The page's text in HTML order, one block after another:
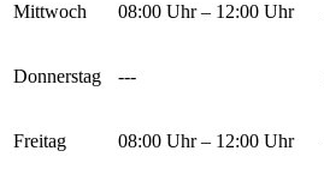
Mittwoch 08:00 Uhr – 12:00 Uhr
Donnerstag ---
Freitag 08:00 Uhr – 12:00 Uhr